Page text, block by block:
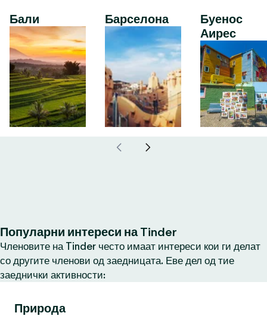
Бали Барселона
Буенос
Аирес
Популарни интереси на Tinder
Членовите на Tinder често имаат интереси кои ги делат
со другите членови од заедницата. Еве дел од тие
заеднички активности:
Природа